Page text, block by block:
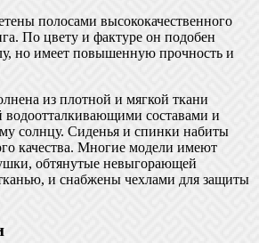
полосами высококачественного
По цвету и фактуре он подобен
но имеет повышенную прочность и
из плотной и мягкой ткани
водоотталкивающими составами и
солнцу. Сиденья и спинки набиты
качества. Многие модели имеют
обтянутые невыгорающей
и снабжены чехлами для защиты